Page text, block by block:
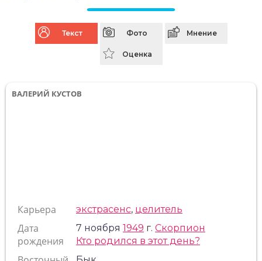
Текст Фото Мнение
Оценка
ВАЛЕРИЙ КУСТОВ
Карьера экстрасенс, целитель
Дата
рождения
7 ноября 1949 г. Скорпион
Кто родился в этот день?